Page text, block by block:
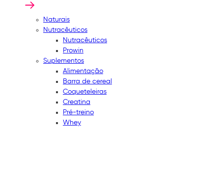
Naturais
Nutracêuticos
Nutracêuticos
Prowin
Suplementos
Alimentação
Barra de cereal
Coqueteleiras
Creatina
Pré-treino
Whey